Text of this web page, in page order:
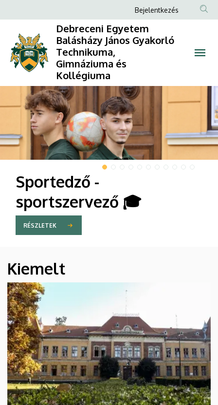
Egyetem
Balásházy
János
Gyakorló
Technikuma,
Gimnáziuma
és
Anonim
Felhasználói
fiók
Bejelentkezés
Debreceni Egyetem
Balásházy János Gyakorló
Technikuma,
Gimnáziuma és
Kollégiuma
DIAVETÍTÉS
Sportedző -
sportszervező 🎓
RÉSZLETEK
Kiemelt